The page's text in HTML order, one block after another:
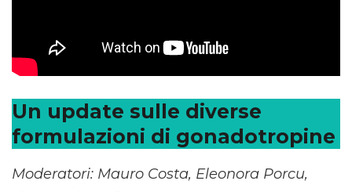
Un update sulle diverse
formulazioni di gonadotropine
Moderatori: Mauro Costa, Eleonora Porcu,